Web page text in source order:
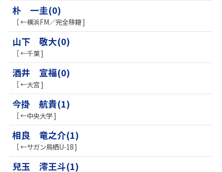
朴 一圭(0)
［ ←横浜FM／完全移籍 ]
山下 敬大(0)
［ ←千葉 ]
酒井 宣福(0)
［ ←大宮 ]
今掛 航貴(1)
［ ←中央大学 ]
相良 竜之介(1)
［ ←サガン鳥栖U-18 ]
兒玉 澪王斗(1)